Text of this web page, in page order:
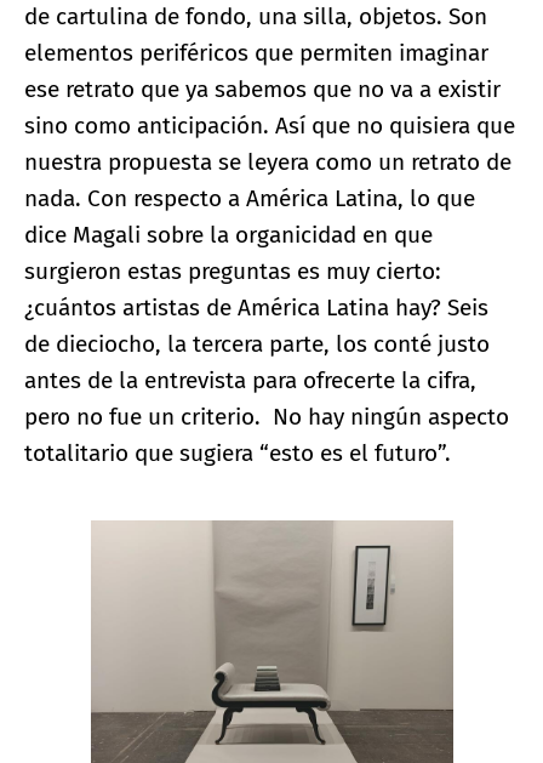
de cartulina de fondo, una silla, objetos. Son
elementos periféricos que permiten imaginar
ese retrato que ya sabemos que no va a existir
sino como anticipación. Así que no quisiera que
nuestra propuesta se leyera como un retrato de
nada. Con respecto a América Latina, lo que
dice Magali sobre la organicidad en que
surgieron estas preguntas es muy cierto:
¿cuántos artistas de América Latina hay? Seis
de dieciocho, la tercera parte, los conté justo
antes de la entrevista para ofrecerte la cifra,
pero no fue un criterio. No hay ningún aspecto
totalitario que sugiera “esto es el futuro”.